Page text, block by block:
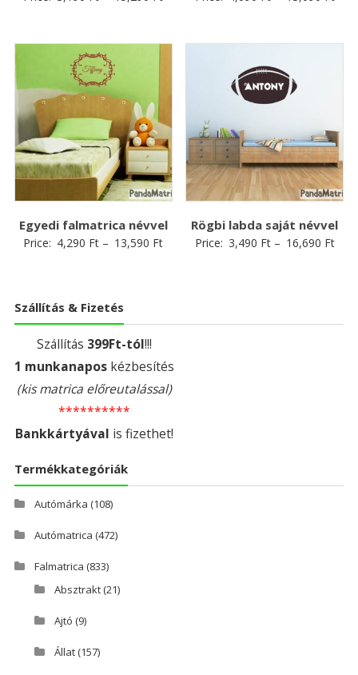
Egyedi falmatrica névvel
Price: 4,290 Ft – 13,590 Ft
Rögbi labda saját névvel
Price: 3,490 Ft– 16,690 Ft
Szállítás & Fizetés
Szállítás 399Ft-tól!!!
1 munkanaposkézbesítés
(kis matrica előreutalással)
**********
Bankkártyával is fizethet!
Termékkategóriák
Autómárka (108)
Autómatrica (472)
Falmatrica (833)
Absztrakt(21)
Ajtó (9)
Állat(157)